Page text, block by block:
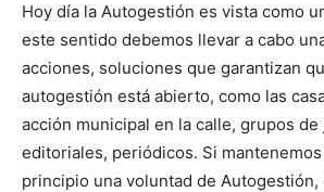
Hoy día la Autogestión es vista como
este sentido debemos llevar a cabo
acciones, soluciones que garantizan
autogestión está abierto, como las
acción municipal en la calle, grupos de
editoriales, periódicos. Si
principio una voluntad de Autogestión,